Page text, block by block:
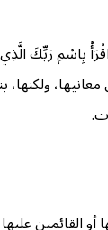
بكل